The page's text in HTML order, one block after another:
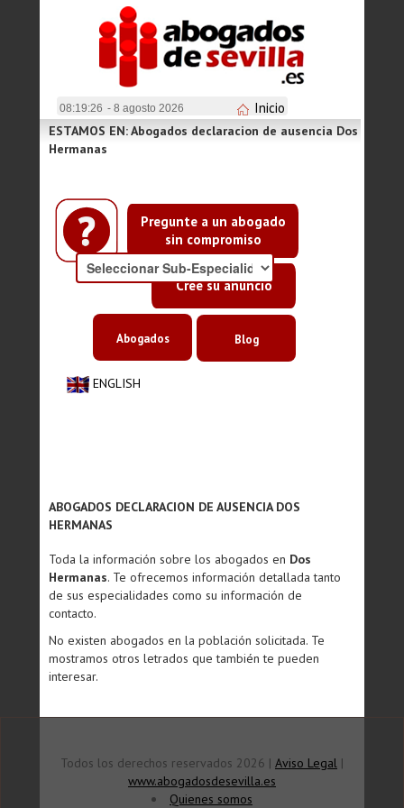
08:19:26 - 8 agosto 2026 Inicio
Pregunte a un abogado
sin compromiso
Cree su anuncio
ESTAMOS EN: Abogados declaracion de ausencia Dos
Hermanas
ENGLISH
Abogados Blog
ABOGADOS DECLARACION DE AUSENCIA DOS
HERMANAS
Toda la información sobre los abogados en Dos
Hermanas. Te ofrecemos información detallada tanto
de sus especialidades como su información de
contacto.
No existen abogados en la población solicitada. Te
mostramos otros letrados que también te pueden
interesar.
Todos los derechos reservados 2026 | Aviso Legal |
www.abogadosdesevilla.es
Quienes somos